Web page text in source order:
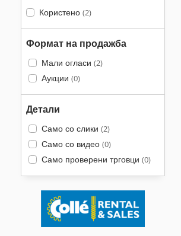
Користено (2)
Формат на продажба
Мали огласи (2)
Аукции (0)
Детали
Само со слики (2)
Само со видео (0)
Само проверени трговци (0)